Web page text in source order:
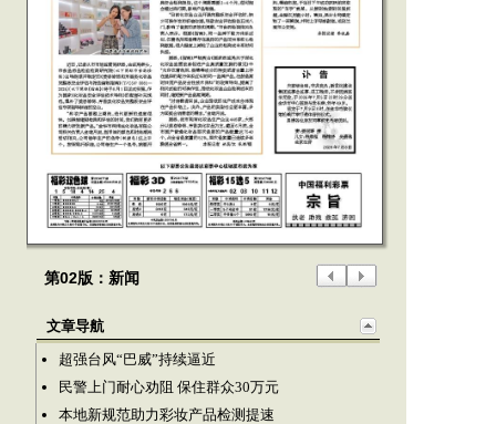
第02版：新闻
文章导航
超强台风“巴威”持续逼近
民警上门耐心劝阻 保住群众30万元
本地新规范助力彩妆产品检测提速